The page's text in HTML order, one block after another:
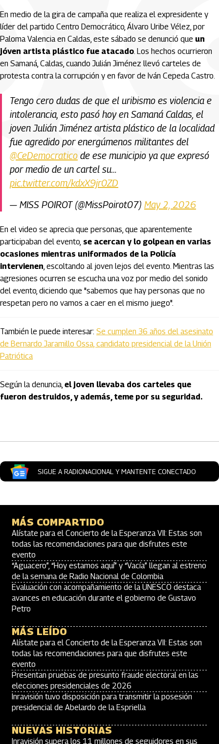
En medio de la gira de campaña que realiza el expresidente y
líder del partido Centro Democrático, Álvaro Uribe Vélez, por
Paloma Valencia en Caldas, este sábado se denunció que un
jóven artista plástico fue atacado. Los hechos ocurrieron
en Samaná, Caldas, cuando Julián Jiménez llevó carteles de
protesta contra la corrupción y en favor de Iván Cepeda Castro.
Tengo cero dudas de que el uribismo es violencia e
intolerancia, esto pasó hoy en Samaná Caldas, el
joven Julián Jiménez artista plástico de la localidad
fue agredido por energúmenos militantes del
@CeDemocratico de ese municipio ya que expresó
por medio de un cartel su…
pic.twitter.com/kdxX9jr0ZD
— MISS POIROT (@MissPoirot07) May 2, 2026
En el video se aprecia que personas, que aparentemente
participaban del evento, se acercan y lo golpean en varias
ocasiones mientras uniformados de la Policía
intervienen, escoltando al joven lejos del evento. Mientras las
agresiones ocurren se escucha una voz por medio del sonido
del evento, diciendo que "sabemos que hay personas que no
respetan pero no vamos a caer en el mismo juego".
También le puede interesar: Se cumplen 36 años del asesinato
de Bernardo Jaramillo Ossa, candidato presidencial de la Unión
Patriótica
Según la denuncia, el joven llevaba dos carteles que
fueron destruidos, y además, teme por su seguridad.
SIGUE A RADIONACIONAL Y MANTENTE CONECTADO
MÁS COMPARTIDO
Alístate para el Concierto de la Esperanza VII: Estas son
todas las recomendaciones para que disfrutes este
evento
“Aguacero”, “Hoy estamos aquí” y “Vacía” llegan al estreno
de la semana de Radio Nacional de Colombia
Evaluación con acompañamiento de la UNESCO destaca
avances en educación durante el gobierno de Gustavo
Petro
MÁS LEÍDO
Alístate para el Concierto de la Esperanza VII: Estas son
todas las recomendaciones para que disfrutes este
evento
Presentan pruebas de presunto fraude electoral en las
elecciones presidenciales de 2026
Inravisión tuvo disposición para transmitir la posesión
presidencial de Abelardo de la Espriella
NUEVAS HISTORIAS
Inravisión supera los 11 millones de seguidores en sus